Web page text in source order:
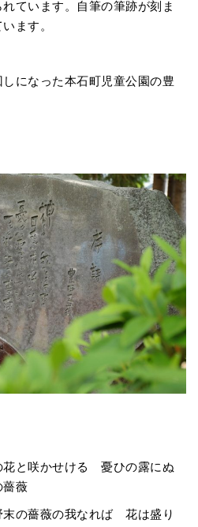
ています。自筆の筆跡が刻ま
ます。
になった本石町児童公園の豊
花と咲かせける 憂ひの露にぬ
薔薇
末の薔薇の我なれば 花は盛り